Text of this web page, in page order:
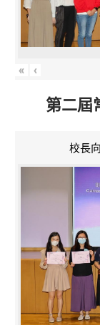
« ‹
第二
校長